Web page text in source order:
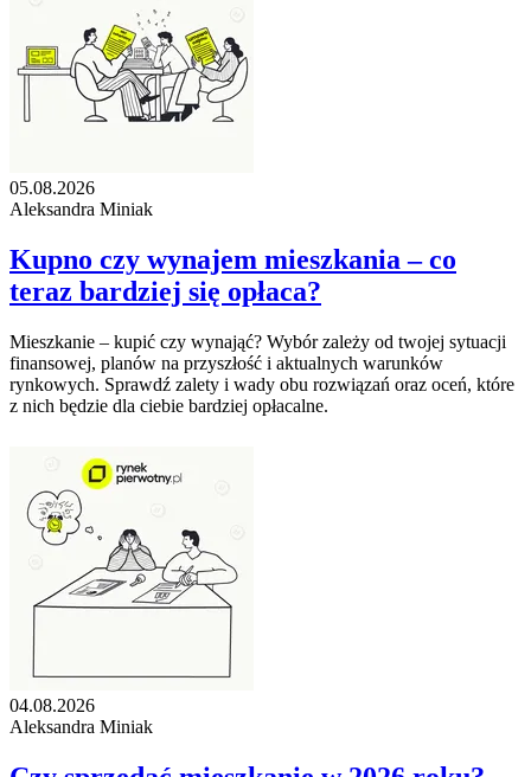
05.08.2026
Aleksandra Miniak
Kupno czy wynajem mieszkania – co
teraz bardziej się opłaca?
Mieszkanie – kupić czy wynająć? Wybór zależy od twojej sytuacji
finansowej, planów na przyszłość i aktualnych warunków
rynkowych. Sprawdź zalety i wady obu rozwiązań oraz oceń, które
z nich będzie dla ciebie bardziej opłacalne.
04.08.2026
Aleksandra Miniak